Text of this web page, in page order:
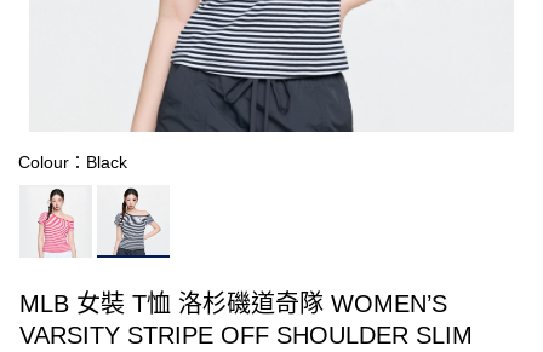
Colour：Black
MLB 女裝 T恤 洛杉磯道奇隊 WOMEN’S
VARSITY STRIPE OFF SHOULDER SLIM